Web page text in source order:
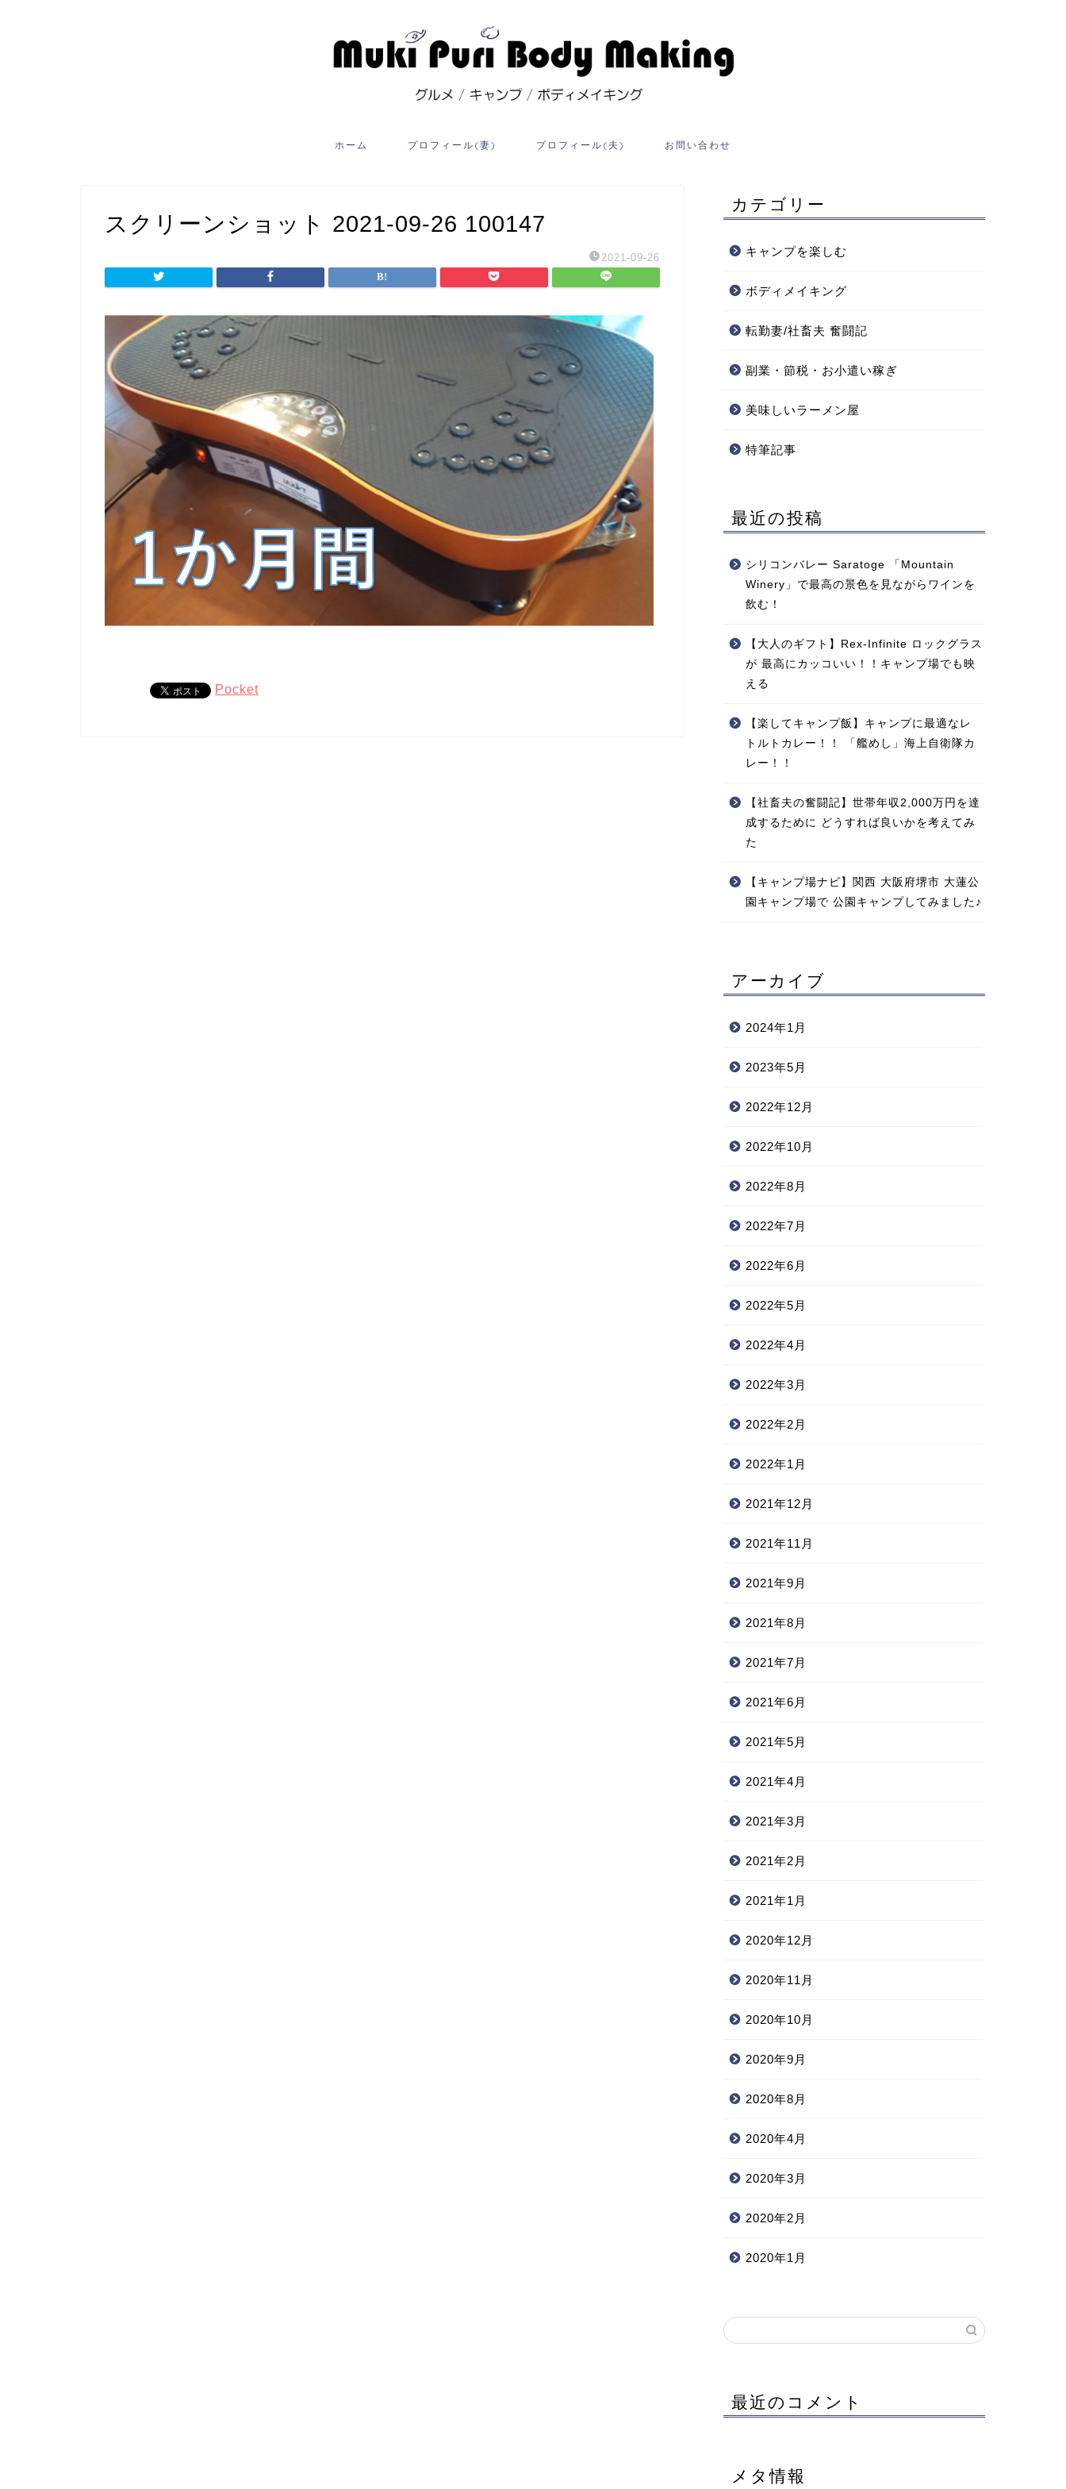
ホーム プロフィール(妻) プロフィール(夫) お問い合わせ
スクリーンショット 2021-09-26 100147
2021-09-26
Pocket
カテゴリー
キャンプを楽しむ
ボディメイキング
転勤妻/社畜夫 奮闘記
副業・節税・お小遣い稼ぎ
美味しいラーメン屋
特筆記事
最近の投稿
シリコンバレー Saratoge 「Mountain
Winery」で最高の景色を見ながらワインを
飲む！
【大人のギフト】Rex-Infinite ロックグラス
が 最高にカッコいい！！キャンプ場でも映
える
【楽してキャンプ飯】キャンプに最適なレ
トルトカレー！！ 「艦めし」海上自衛隊カ
レー！！
【社畜夫の奮闘記】世帯年収2,000万円を達
成するために どうすれば良いかを考えてみ
た
【キャンプ場ナビ】関西 大阪府堺市 大蓮公
園キャンプ場で 公園キャンプしてみました♪
アーカイブ
2024年1月
2023年5月
2022年12月
2022年10月
2022年8月
2022年7月
2022年6月
2022年5月
2022年4月
2022年3月
2022年2月
2022年1月
2021年12月
2021年11月
2021年9月
2021年8月
2021年7月
2021年6月
2021年5月
2021年4月
2021年3月
2021年2月
2021年1月
2020年12月
2020年11月
2020年10月
2020年9月
2020年8月
2020年4月
2020年3月
2020年2月
2020年1月
最近のコメント
メタ情報